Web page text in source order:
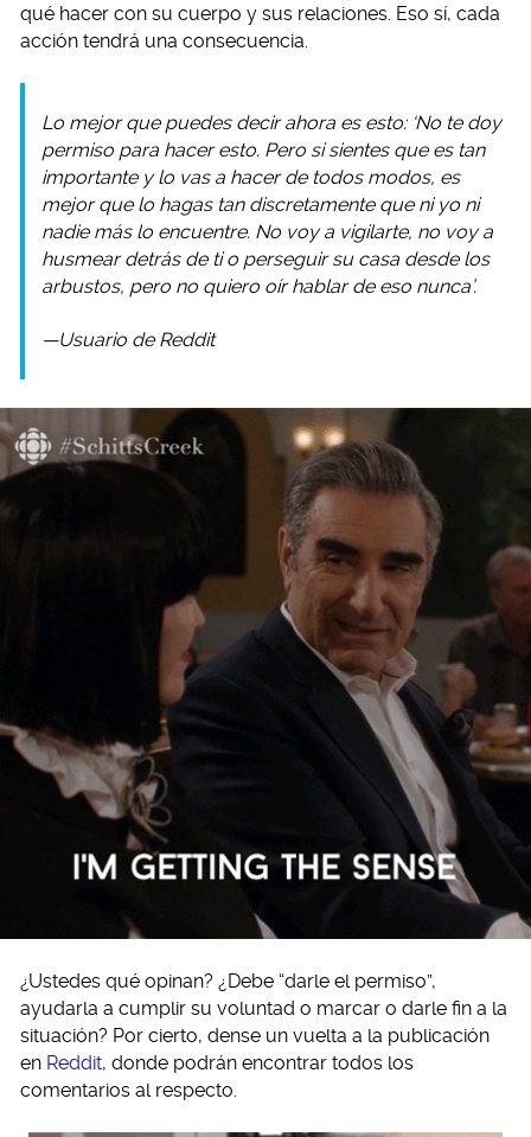
qué hacer con su cuerpo y sus relaciones. Eso sí, cada
acción tendrá una consecuencia.
Lo mejor que puedes decir ahora es esto: ‘No te doy
permiso para hacer esto. Pero si sientes que es tan
importante y lo vas a hacer de todos modos, es
mejor que lo hagas tan discretamente que ni yo ni
nadie más lo encuentre. No voy a vigilarte, no voy a
husmear detrás de ti o perseguir su casa desde los
arbustos, pero no quiero oír hablar de eso nunca’.
—Usuario de Reddit
¿Ustedes qué opinan? ¿Debe “darle el permiso”,
ayudarla a cumplir su voluntad o marcar o darle fin a la
situación? Por cierto, dense un vuelta a la publicación
en Reddit, donde podrán encontrar todos los
comentarios al respecto.